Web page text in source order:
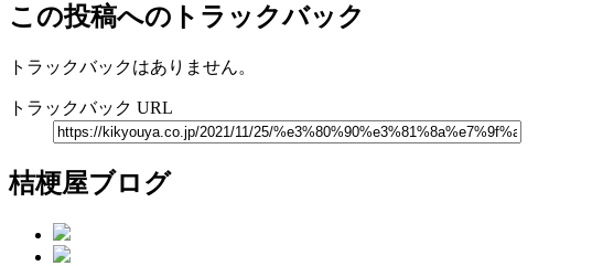
この投稿へのトラックバック
トラックバックはありません。
トラックバック URL
桔梗屋ブログ